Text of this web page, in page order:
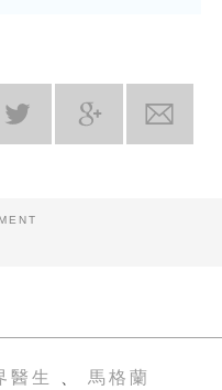
醫生 馬格蘭